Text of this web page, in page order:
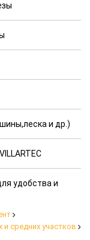
и др.)
удобства и
средних участков